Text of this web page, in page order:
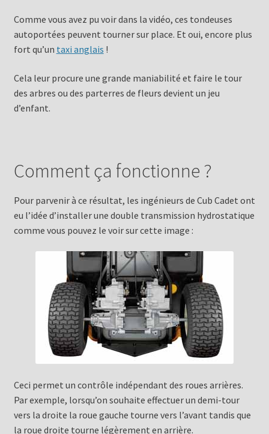
Comme vous avez pu voir dans la vidéo, ces tondeuses
autoportées peuvent tourner sur place. Et oui, encore plus
fort qu’un taxi anglais !
Cela leur procure une grande maniabilité et faire le tour
des arbres ou des parterres de fleurs devient un jeu
d’enfant.
Comment ça fonctionne ?
Pour parvenir à ce résultat, les ingénieurs de Cub Cadet ont
eu l’idée d’installer une double transmission hydrostatique
comme vous pouvez le voir sur cette image :
Ceci permet un contrôle indépendant des roues arrières.
Par exemple, lorsqu’on souhaite effectuer un demi-tour
vers la droite la roue gauche tourne vers l’avant tandis que
la roue droite tourne légèrement en arrière.